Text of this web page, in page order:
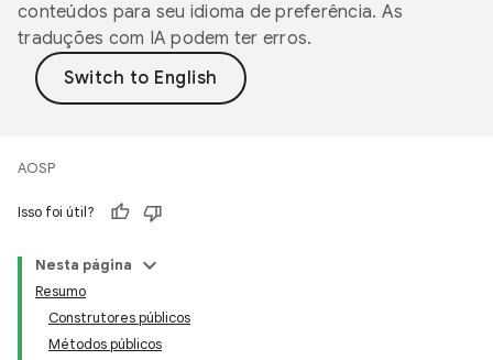
conteúdos para seu idioma de preferência. As
traduções com IA podem ter erros.
AOSP
Isso foi útil?
Nesta página
Resumo
Construtores públicos
Métodos públicos